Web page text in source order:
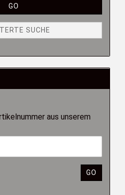
GO
SUCHE
aus unserem
GO